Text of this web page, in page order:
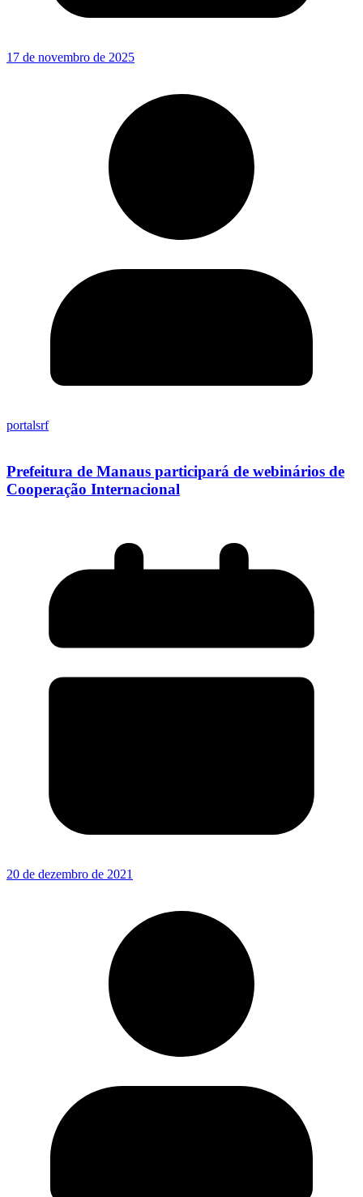
17 de novembro de 2025
portalsrf
Prefeitura de Manaus participará de webinários de
Cooperação Internacional
20 de dezembro de 2021